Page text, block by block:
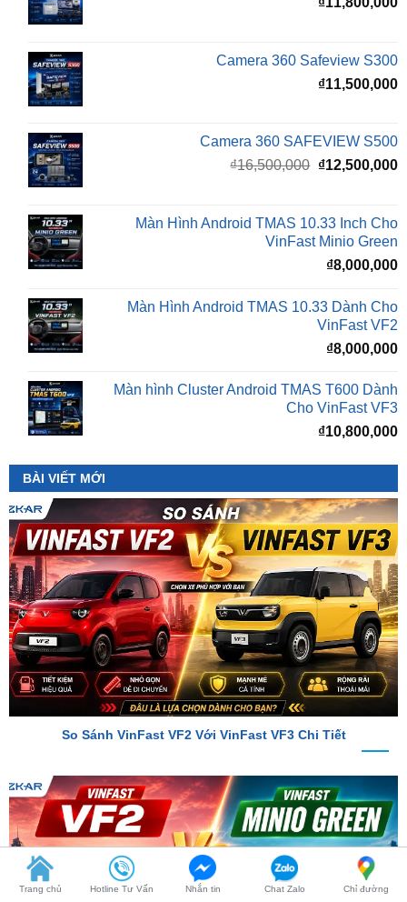
Camera 360 Safeview S300
Camera 360 SAFEVIEW S500
gốc
là:
₫16,500,000.
Màn Hình Android TMAS 10.33 Inch Cho
₫8,000,000
Màn Hình Android TMAS 10.33 Dành Cho
₫8,000,000
Màn hình Cluster Android TMAS T600 Dành
Cho VinFast VF3
₫10,800,000
BÀI VIẾT MỚI
So Sánh VinFast VF2 Với VinFast VF3 Chi Tiết
Trang chủ Hotline Tư Vấn Nhắn tin Chat Zalo Chỉ đường